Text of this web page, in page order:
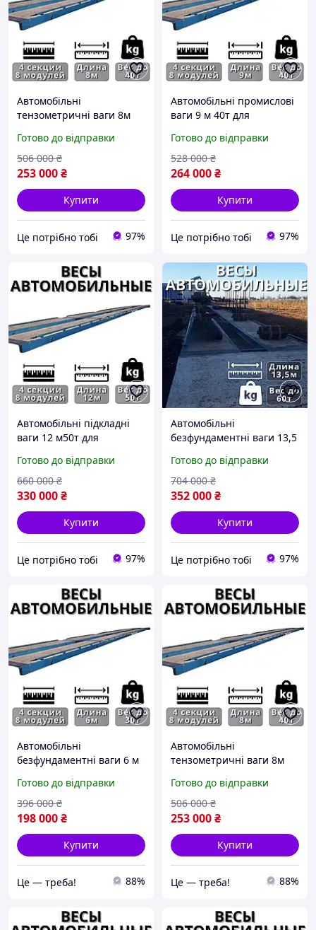
Автомобільні
тензометричні ваги 8м
автомобілів, автомобільні
електронні ваг|ЦЕ
ПОТРІБНО
Готово до відправки
253 000₴
506 000 ₴
Купити
Це потрібно тобі 97%
Автомобільні промислові
ваги 9 м 40т для
безфундаментні
автомобільні електр|ЦЕ
ПОТРІБНО
Готово до відправки
264 000₴
528 000 ₴
Купити
Це потрібно тобі 97%
Автомобільні підкладні
ваги 12 м50т для
елеваторів,
безфундаментні
автомобі|ЦЕ ПОТРІБНО
Готово до відправки
330 000₴
660 000 ₴
Купити
Це потрібно тобі 97%
Автомобільні
безфундаментні ваги 13,5
автомобілів та
елеваторів, вантажні
ваги|ЦЕ ПОТРІБНО
Готово до відправки
352 000₴
704 000 ₴
Купити
Це потрібно тобі 97%
Автомобільні
безфундаментні ваги 6 м
тензометричні ваги 6 м
30 для вантажних
автомо|BUY NOW
Готово до відправки
198 000₴
396 000 ₴
Купити
Це — треба! 88%
Автомобільні
тензометричні ваги 8м
автомобілів, автомобільні
електронні ваги 40|BUY
NOW
Готово до відправки
253 000₴
506 000 ₴
Купити
Це — треба! 88%